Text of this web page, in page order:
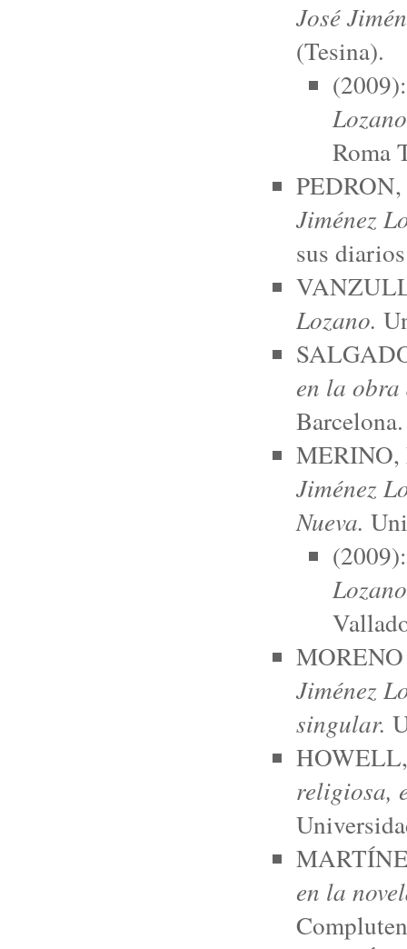
José
(Tesina).
Roma
Jiménez
sus
Lozano.
en la obra
Barcelona.
Jiménez
Nueva.
Jiménez
singular.
religiosa,
en la